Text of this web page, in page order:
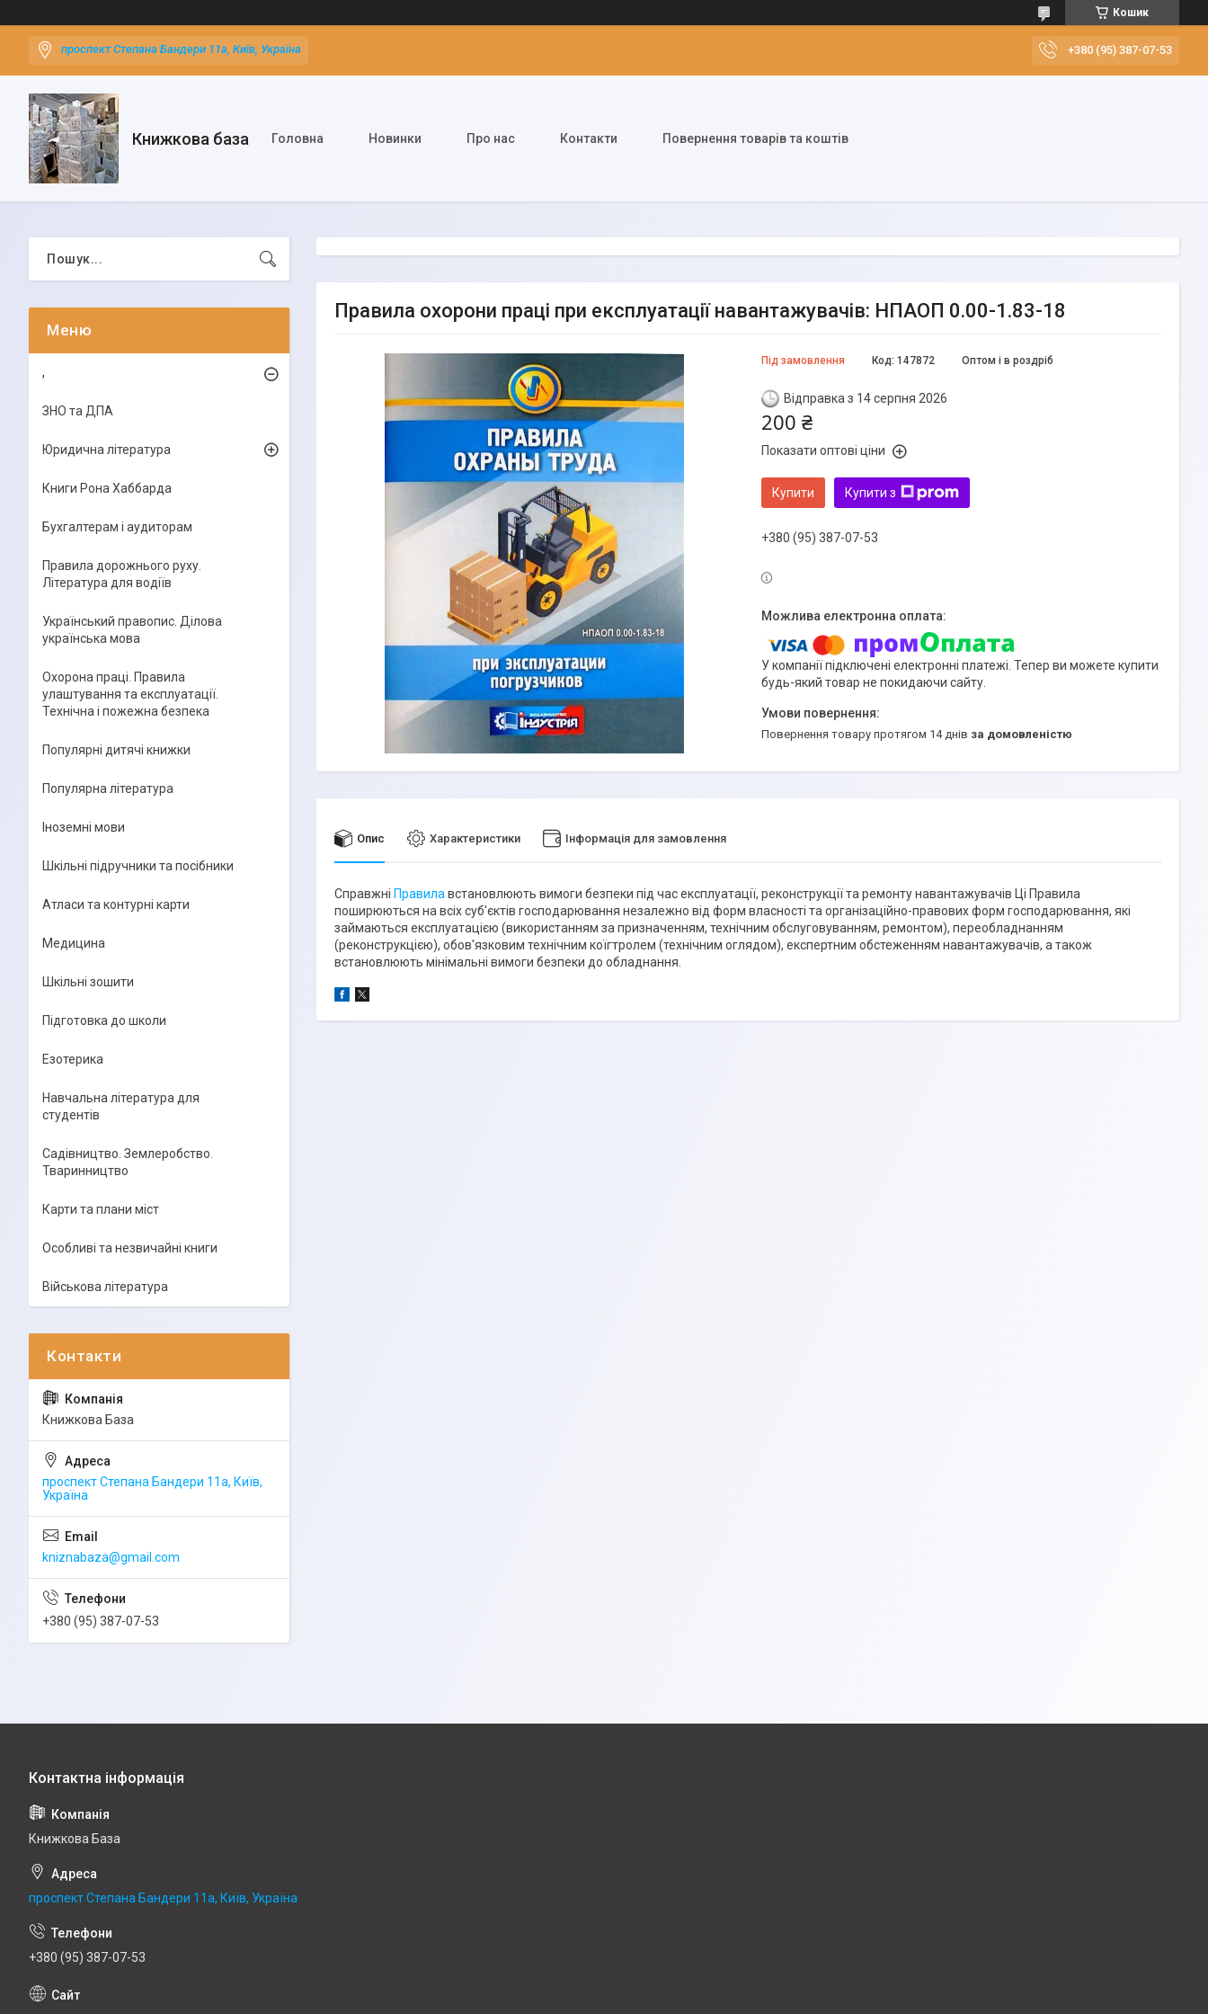
Кошик
проспект Степана Бандери 11а, Київ, Україна +380 (95) 387-07-53
Книжкова база Головна Новинки Про нас Контакти Повернення товарів та коштів
Правила охорони праці при експлуатації навантажувачів: НПАОП 0.00-1.83-18
Під замовлення Оптом і в роздріб
Код: 147872
Відправка з 14 серпня 2026
200 ₴
Показати оптові ціни
Купити Купити з
+380 (95) 387-07-53
У компанії підключені електронні платежі. Тепер ви можете купити
будь-який товар не покидаючи сайту.
повернення товару протягом 14 днів за домовленістю
Опис Характеристики Інформація для замовлення
Справжні Правила встановлюють вимоги безпеки під час експлуатації, реконструкції та ремонту навантажувачів Ці Правила
поширюються на всіх суб'єктів господарювання незалежно від форм власності та організаційно-правових форм господарювання, які
займаються експлуатацією (використанням за призначенням, технічним обслуговуванням, ремонтом), переобладнанням
(реконструкцією), обов'язковим технічним коїгтролем (технічним оглядом), експертним обстеженням навантажувачів, а також
встановлюють мінімальні вимоги безпеки до обладнання.
,
ЗНО та ДПА
Юридична література
Книги Рона Хаббарда
Бухгалтерам і аудиторам
Правила дорожнього руху.
Література для водіїв
Український правопис. Ділова
українська мова
Охорона праці. Правила
улаштування та експлуатації.
Технічна і пожежна безпека
Популярні дитячі книжки
Популярна література
Іноземні мови
Шкільні підручники та посібники
Атласи та контурні карти
Медицина
Шкільні зошити
Підготовка до школи
Езотерика
Навчальна література для
студентів
Садівництво. Землеробство.
Тваринництво
Карти та плани міст
Особливі та незвичайні книги
Військова література
Книжкова База
проспект Степана Бандери 11а, Київ,
Україна
kniznabaza@gmail.com
+380 (95) 387-07-53
Книжкова База
проспект Степана Бандери 11а, Київ, Україна
+380 (95) 387-07-53